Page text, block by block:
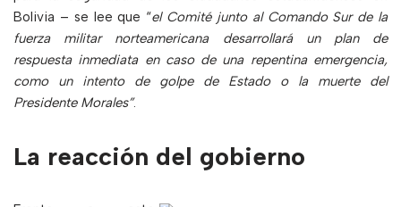
Bolivia – se lee que “el Comité junto al Comando Sur de la
fuerza militar norteamericana desarrollará un plan de
respuesta inmediata en caso de una repentina emergencia,
como un intento de golpe de Estado o la muerte del
Presidente Morales”.
La reacción del gobierno